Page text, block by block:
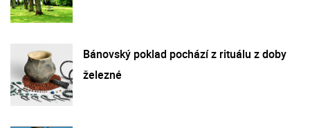
Bánovský poklad pochází z rituálu z doby
železné